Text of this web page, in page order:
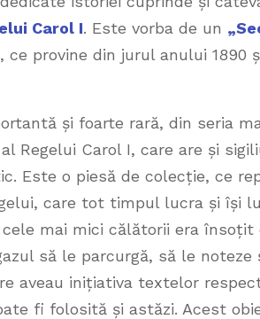
Carol I. Este vorba de un
ce provine din jurul anului
și foarte rară, din seria
Regelui Carol I, care are și
Este o piesă de colecție, ce
care tot timpul lucra și își
mai mici călătorii era
să le parcurgă, să le
aveau inițiativa textelor
fi folosită și astăzi. Acest